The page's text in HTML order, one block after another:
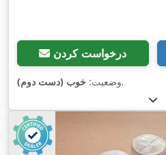
درخواست کردن
وضعیت: خوب (دست دوم) ,